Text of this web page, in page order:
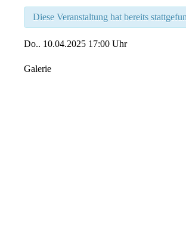
Diese Veranstaltung hat bereits
Do.. 10.04.2025 17:00 Uhr
Galerie